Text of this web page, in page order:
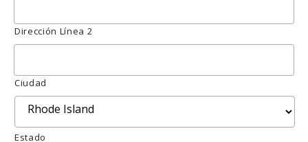
Dirección Línea 2
Ciudad
Estado